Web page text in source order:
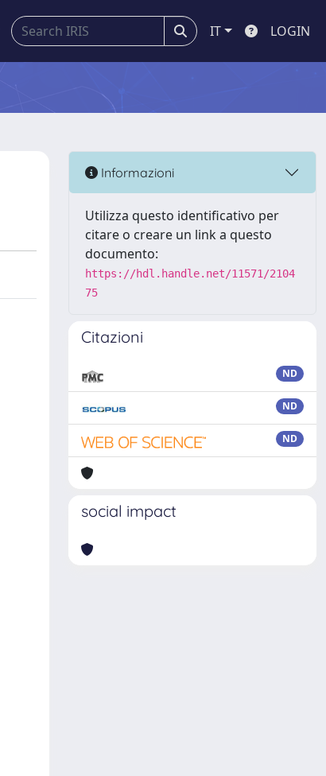
IT LOGIN
Informazioni
Utilizza questo identificativo per
citare o creare un link a questo
documento:
https://hdl.handle.net/11571/2104
75
Citazioni
ND
ND
ND
social impact